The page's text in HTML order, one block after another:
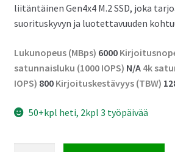
liitäntäinen Gen4x4 M.2 SSD, joka
suorituskyvyn ja luotettavuuden
Lukunopeus (MBps) 6000
satunnaisluku (1000 IOPS) N/A 4k
IOPS) 800 Kirjoituskestävyys (TBW)
50+kpl heti, 2kpl 3 työpäivää